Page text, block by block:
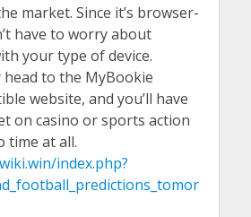
market. Since it’s browser-
have to worry about
your type of device.
head to the MyBookie
website, and you’ll have
on casino or sports action
time at all.
index.php?